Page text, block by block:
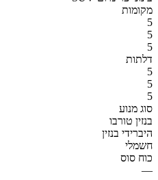
מקומות
5
5
5
דלתות
5
5
5
סוג מנוע
בנזין טורבו
היברידי בנזין
חשמלי
כוח סוס
—